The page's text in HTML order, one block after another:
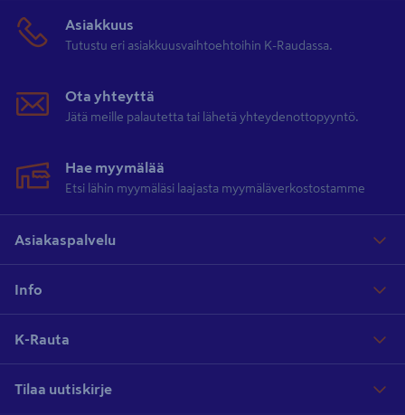
Asiakkuus
Tutustu eri asiakkuusvaihtoehtoihin K-Raudassa.
Ota yhteyttä
Jätä meille palautetta tai lähetä yhteydenottopyyntö.
Hae myymälää
Etsi lähin myymäläsi laajasta myymäläverkostostamme
Asiakaspalvelu
Info
K-Rauta
Tilaa uutiskirje